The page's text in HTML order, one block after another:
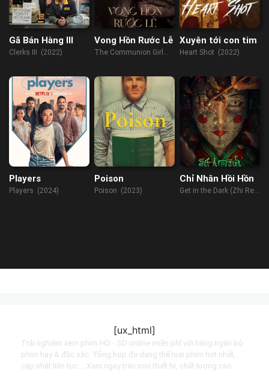
Gã Bán Hàng III
Clerks III (2022)
Vong Hồn Rước Lễ
The Communion Girl
Xuyên tới con tim
Heart Shot (2022)
Players
Players (2024)
Poison
Poison (2023)
Chỉ Nhân Hồi Hồn
Get in the Dark (Zhi Ren